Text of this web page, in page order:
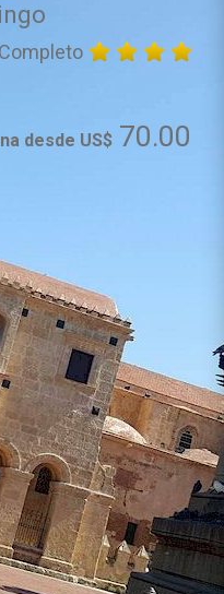
desde US$ 70.00